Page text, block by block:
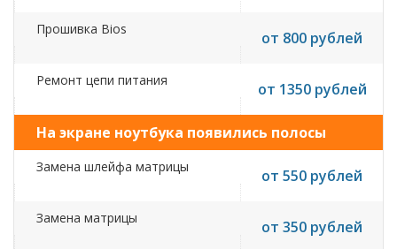
Прошивка Bios от 800 рублей
Ремонт цепи питания от 1350 рублей
На экране ноутбука появились полосы
Замена шлейфа матрицы от 550 рублей
Замена матрицы от 350 рублей